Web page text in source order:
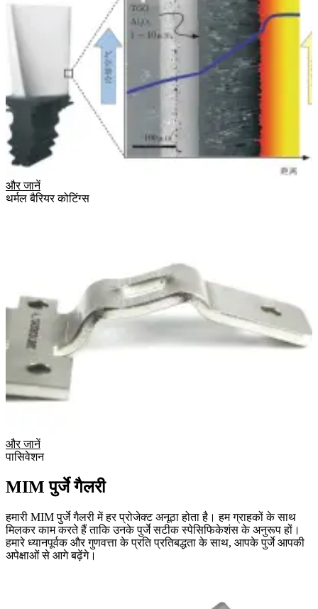
और जानें
थर्मल बैरियर कोटिंग्स
और जानें
पासिवेशन
MIM पुर्जे गैलरी
हमारी MIM पुर्जे गैलरी में हर प्रोजेक्ट अनूठा होता है। हम ग्राहकों के साथ
मिलकर काम करते हैं ताकि उनके पुर्जे सटीक स्पेसिफिकेशंस के अनुरूप हों।
हमारे ध्यानपूर्वक और गुणवत्ता के प्रति प्रतिबद्धता के साथ, आपके पुर्जे आपकी
अपेक्षाओं से आगे बढ़ेंगे।